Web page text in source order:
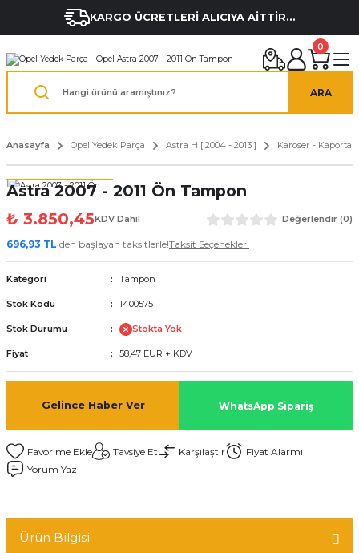
KARGO ÜCRETLERİ ALICIYA AİTTİR...
ARA
0
Anasayfa Opel Yedek Parça Astra H [ 2004 - 2013 ] Karoser - Kaporta
Astra 2007 - 2011 Ön Tampon
₺ 3.850,45KDV Dahil Değerlendir (0)
696,93 TL'den başlayan taksitlerle!Taksit Seçenekleri
Kategori Tampon
Stok Kodu 1400575
Stok Durumu Stokta Yok
Fiyat 58,47 EUR + KDV
Gelince Haber Ver WhatsApp Sipariş
Tavsiye Et Karşılaştır
Fiyat Alarmı
Yorum Yaz
Ürün Bilgisi